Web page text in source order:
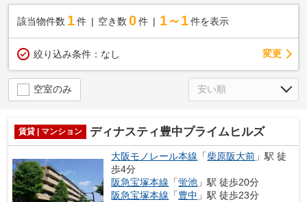
該当物件数 1件 空き数 0 件 1～1 件を表示
絞り込み条件： なし 変更
空室のみ
賃貸 | マンション ディナスティ豊中プライムヒルズ
大阪モノレール本線 「柴原阪大前 」駅 徒
歩4分
阪急宝塚本線 「蛍池 」駅 徒歩20分
阪急宝塚本線 「豊中 」駅 徒歩23分